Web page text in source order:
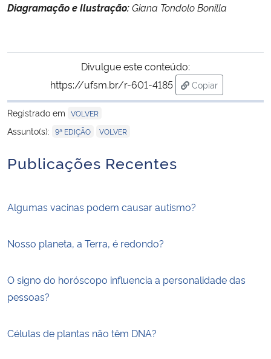
Diagramação e Ilustração:Giana Tondolo Bonilla
Divulgue este conteúdo:
https://ufsm.br/r-601-4185
Copiar
para área de
Registrado em VOLVER
Assunto(s): 9ª EDIÇÃO VOLVER
Publicações Recentes
Algumas vacinas podem causar autismo?
Nosso planeta, a Terra, é redondo?
O signo do horóscopo influencia a personalidade das
pessoas?
Células de plantas não têm DNA?